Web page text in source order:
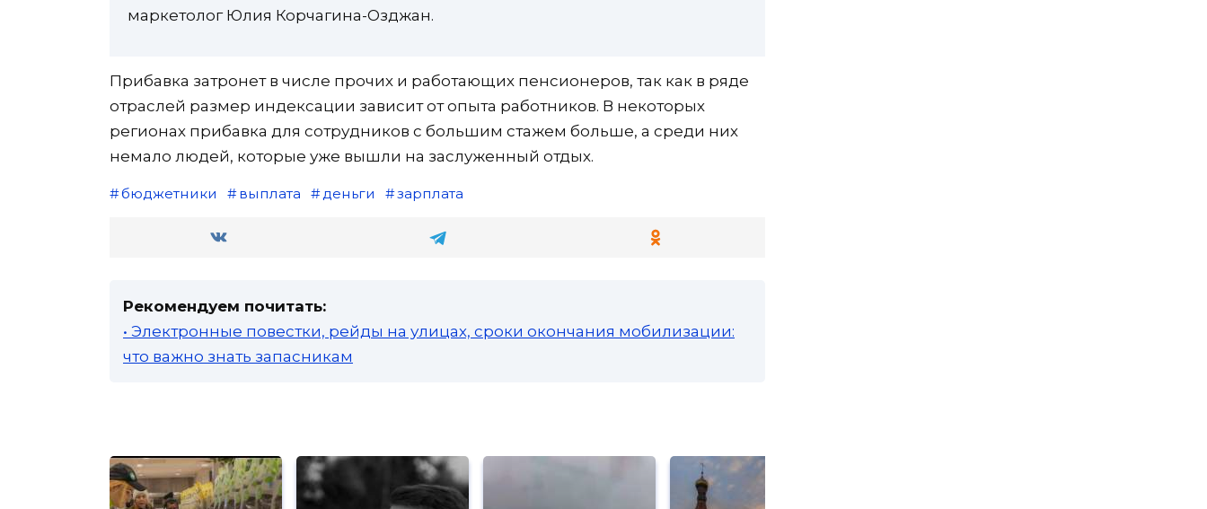
маркетолог Юлия Корчагина-Озджан.
Прибавка затронет в числе прочих и работающих пенсионеров, так как в ряде
отраслей размер индексации зависит от опыта работников. В некоторых
регионах прибавка для сотрудников с большим стажем больше, а среди них
немало людей, которые уже вышли на заслуженный отдых.
бюджетники выплата деньги зарплата
Рекомендуем почитать:
• Электронные повестки, рейды на улицах, сроки окончания мобилизации:
что важно знать запасникам